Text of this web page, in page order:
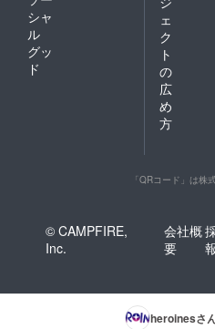
シャ
ル
グッ
ド
ェ
ク
ト
の
広
め
方
「QRコード」は株
© CAMPFIRE,
Inc.
会社概
要
heroinesさ